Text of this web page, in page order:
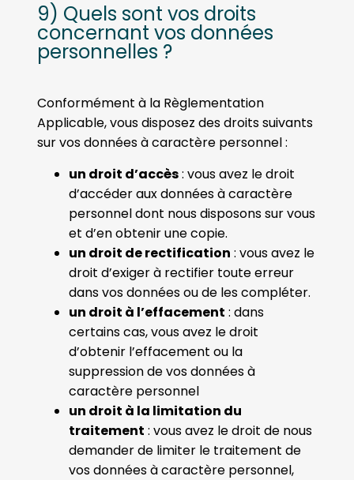
9) Quels sont vos droits
concernant vos données
personnelles ?
Conformément à la Règlementation
Applicable, vous disposez des droits suivants
sur vos données à caractère personnel :
un droit d’accès: vous avez le droit
d’accéder aux données à caractère
personnel dont nous disposons sur vous
et d’en obtenir une copie.
un droit de rectification : vous avez le
droit d’exiger à rectifier toute erreur
dans vos données ou de les compléter.
un droit à l’effacement : dans
certains cas, vous avez le droit
d’obtenir l’effacement ou la
suppression de vos données à
caractère personnel
un droit à la limitation du
traitement : vous avez le droit de nous
demander de limiter le traitement de
vos données à caractère personnel,